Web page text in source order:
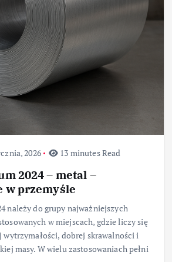
2026 13 minutes Read
2024 – metal –
w przemyśle
należy do grupy najważniejszych
w miejscach, gdzie liczy się
wytrzymałości, dobrej skrawalności i
masy. W wielu zastosowaniach pełni